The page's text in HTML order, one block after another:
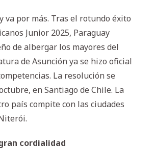
va por más. Tras el rotundo éxito
Junior 2025, Paraguay
de albergar los mayores del
de Asunción ya se hizo oficial
La resolución se
en Santiago de Chile. La
país compite con las ciudades
cordialidad